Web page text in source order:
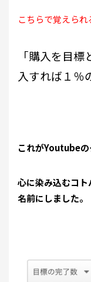
こちらで覚えられ
「購入を目
入すれば１％
これがYoutubeの
心に染み込むコト
名前にしました。